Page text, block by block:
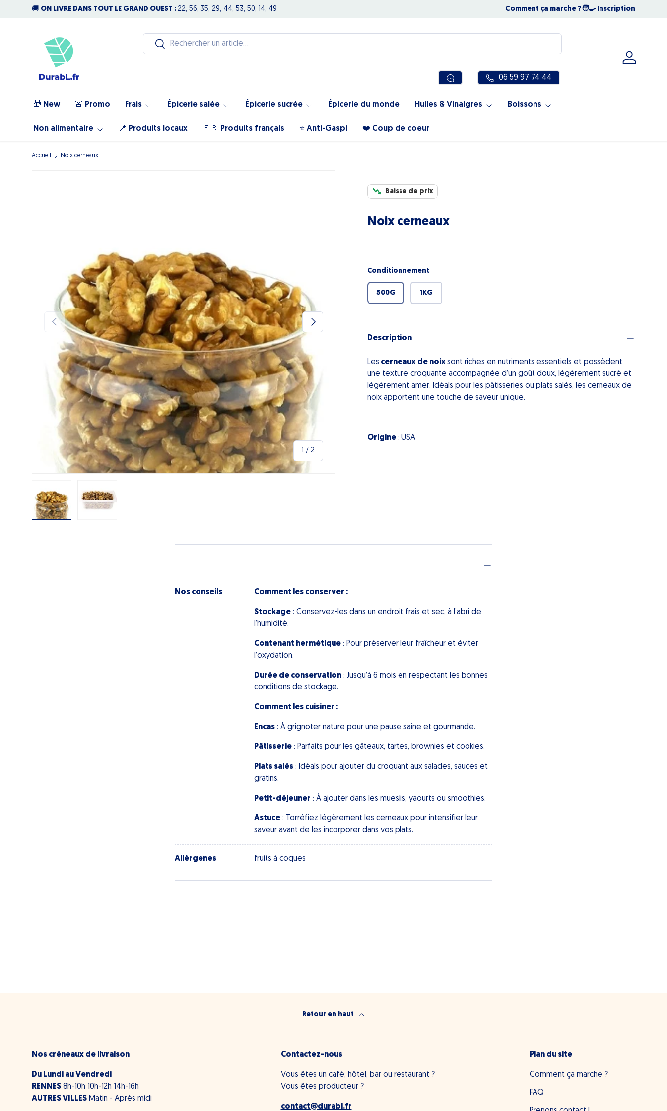
🚚 ON LIVRE DANS TOUT LE GRAND OUEST : 22, 56, 35, 29, 44, 53, 50, 14, 49 NOUS SOMMES OUVERTS TOUT L'ÉTÉ☀️ Notre
Comment ça marche ?🧑‍🍳 Inscription
Recherche
Rechercher
06 59 97 74 44
Se
🎁 New 🚨 Promo Frais Épicerie salée Épicerie sucrée Épicerie du monde Huiles & Vinaigres Boissons
Non alimentaire 📍 Produits locaux 🇫🇷 Produits français ⭐️ Anti-Gaspi ❤️ Coup de coeur
Accueil Noix cerneaux
Précédent
1 /de
2
Suivant
Baisse de prix
Noix cerneaux
Conditionnement
500G 1KG
Description
Les cerneaux de noixsont riches en nutriments essentiels et possèdent
une texture croquante accompagnée d’un goût doux, légèrement sucré et
légèrement amer. Idéals pour les pâtisseries ou plats salés, les cerneaux de
noix apportent une touche de saveur unique.
Origine : USA
Nos conseils Comment les conserver :
Stockage : Conservez-les dans un endroit frais et sec, à l’abri de
l’humidité.
Contenant hermétique : Pour préserver leur fraîcheur et éviter
l’oxydation.
Durée de conservation : Jusqu’à 6 mois en respectant les bonnes
conditions de stockage.
Comment les cuisiner :
Encas : À grignoter nature pour une pause saine et gourmande.
Pâtisserie : Parfaits pour les gâteaux, tartes, brownies et cookies.
Plats salés : Idéals pour ajouter du croquant aux salades, sauces et
gratins.
Petit-déjeuner : À ajouter dans les mueslis, yaourts ou smoothies.
Astuce : Torréfiez légèrement les cerneaux pour intensifier leur
saveur avant de les incorporer dans vos plats.
Allèrgenes fruits à coques
Retour en haut
Nos créneaux de livraison
Du Lundi au Vendredi
RENNES 8h-10h 10h-12h 14h-16h
AUTRES VILLES Matin - Après midi
Contactez-nous
Vous êtes un café, hôtel, bar ou restaurant ?
Vous êtes producteur ?
contact@durabl.fr
Plan du site
Comment ça marche ?
FAQ